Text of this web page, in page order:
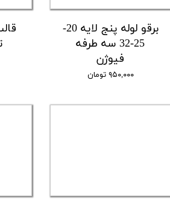
برقو لوله پنج لایه 20-
25-32 سه طرفه
فیوژن
۹۵۰,۰۰۰ تومان